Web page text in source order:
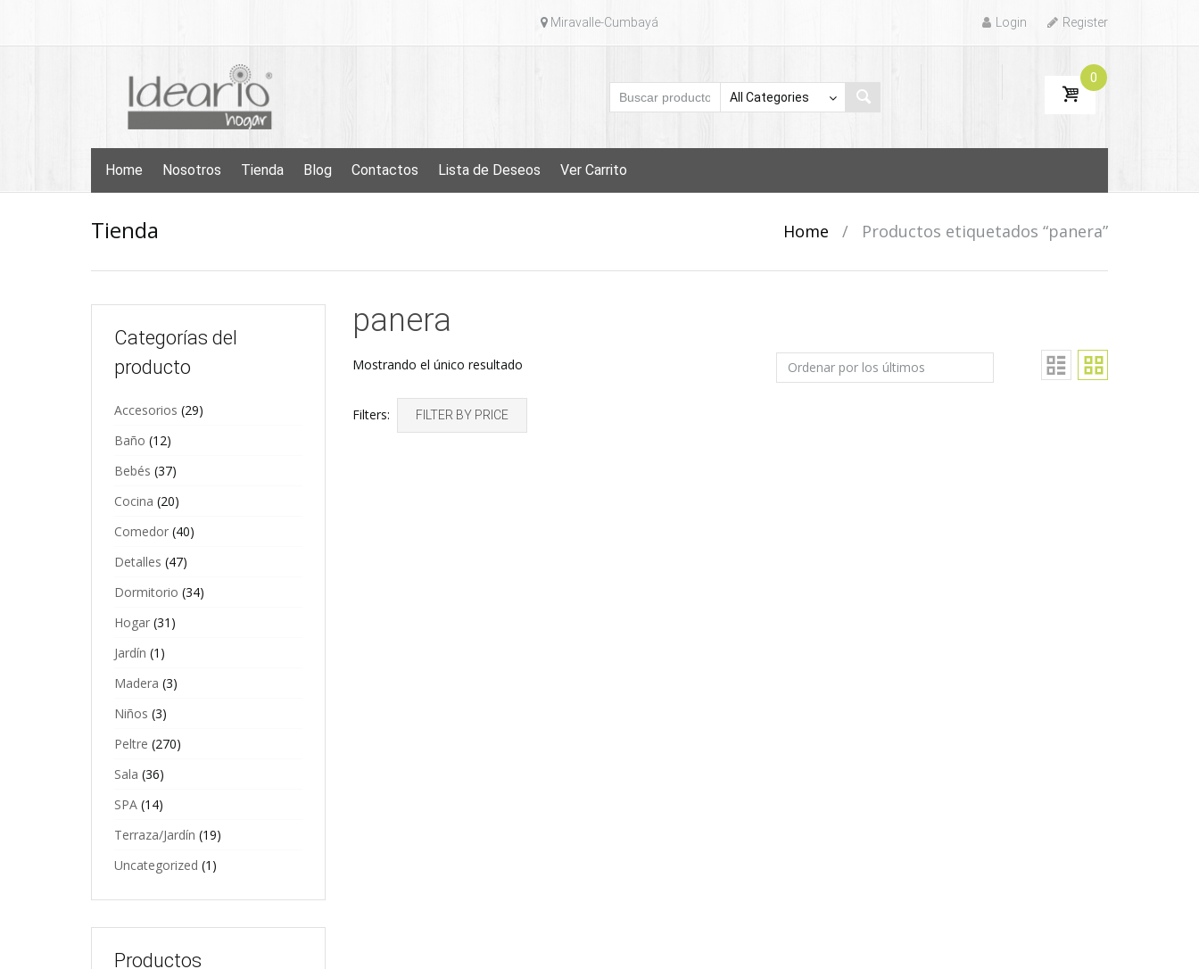
Miravalle-Cumbayá Login Register
0
content
Home Nosotros Tienda Blog Contactos Lista de Deseos Ver Carrito
Tienda Home / Productos etiquetados “panera”
panera
Mostrando el único resultado
Filters: FILTER BY PRICE
Categorías del
producto
Accesorios (29)
Baño (12)
Bebés (37)
Cocina (20)
Comedor (40)
Detalles (47)
Dormitorio (34)
Hogar (31)
Jardín (1)
Madera (3)
Niños (3)
Peltre (270)
Sala (36)
SPA (14)
Terraza/Jardín (19)
Uncategorized (1)
Productos